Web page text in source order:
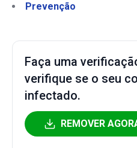
Prevenção
Faça uma
verifique se o seu
infectado.
REMOVER